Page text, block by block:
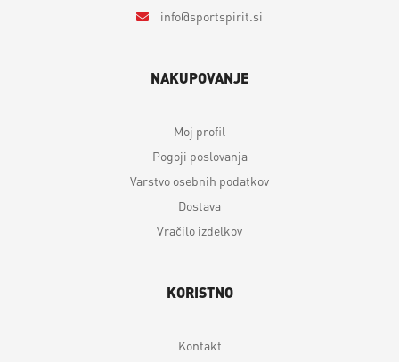
info
sportspirit.si
NAKUPOVANJE
Moj profil
Pogoji poslovanja
Varstvo osebnih podatkov
Dostava
Vračilo izdelkov
KORISTNO
Kontakt